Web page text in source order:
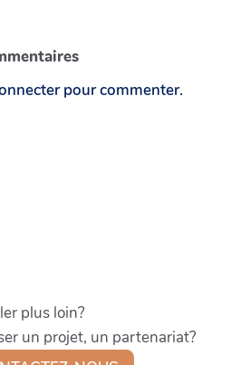
pour commenter.
plus loin?
un projet, un partenariat?